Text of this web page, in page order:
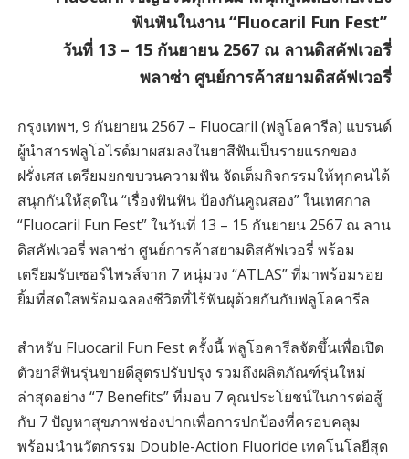
ฟันฟันในงาน “Fluocaril Fun Fest”
วันที่ 13 – 15 กันยายน 2567 ณ ลานดิสคัฟเวอรี่
พลาซ่า ศูนย์การค้าสยามดิสคัฟเวอรี่
กรุงเทพฯ, 9 กันยายน 2567 – Fluocaril (ฟลูโอคารีล) แบรนด์
ผู้นำสารฟลูโอไรด์มาผสมลงในยาสีฟันเป็นรายแรกของ
ฝรั่งเศส เตรียมยกขบวนความฟัน จัดเต็มกิจกรรมให้ทุกคนได้
สนุกกันให้สุดใน “เรื่องฟันฟัน ป้องกันคูณสอง” ในเทศกาล
“Fluocaril Fun Fest” ในวันที่ 13 – 15 กันยายน 2567 ณ ลาน
ดิสคัฟเวอรี่ พลาซ่า ศูนย์การค้าสยามดิสคัฟเวอรี่ พร้อม
เตรียมรับเซอร์ไพรส์จาก 7 หนุ่มวง “ATLAS” ที่มาพร้อมรอย
ยิ้มที่สดใสพร้อมฉลองชีวิตที่ไร้ฟันผุด้วยกันกับฟลูโอคารีล
สำหรับ Fluocaril Fun Fest ครั้งนี้ ฟลูโอคารีลจัดขึ้นเพื่อเปิด
ตัวยาสีฟันรุ่นขายดีสูตรปรับปรุง รวมถึงผลิตภัณฑ์รุ่นใหม่
ล่าสุดอย่าง “7 Benefits” ที่มอบ 7 คุณประโยชน์ในการต่อสู้
กับ 7 ปัญหาสุขภาพช่องปากเพื่อการปกป้องที่ครอบคลุม
พร้อมนำนวัตกรรม Double-Action Fluoride เทคโนโลยีสุด